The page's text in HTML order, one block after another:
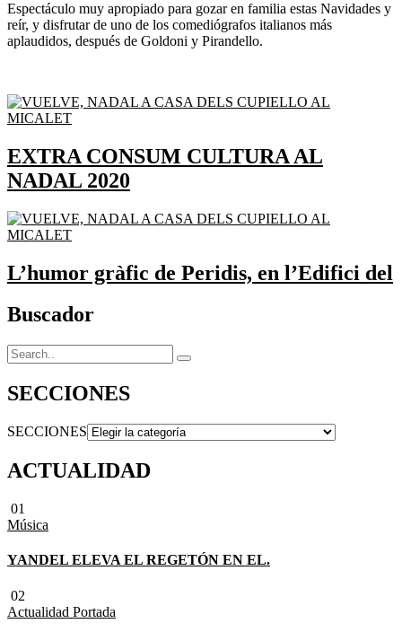
Espectáculo muy apropiado para gozar en familia estas Navidades y
reír, y disfrutar de uno de los comediógrafos italianos más
aplaudidos, después de Goldoni y Pirandello.
EXTRA CONSUM CULTURA AL
NADAL 2020
L’humor gràfic de Peridis, en l’Edifici del
Buscador
SECCIONES
SECCIONES
ACTUALIDAD
01
Música
YANDEL ELEVA EL REGETÓN EN EL.
02
Actualidad Portada